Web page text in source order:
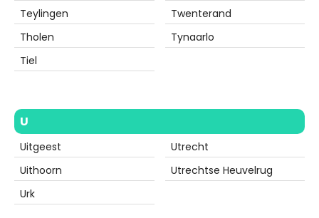
Teylingen
Tholen
Tiel
Twenterand
Tynaarlo
U
Uitgeest
Uithoorn
Urk
Utrecht
Utrechtse Heuvelrug